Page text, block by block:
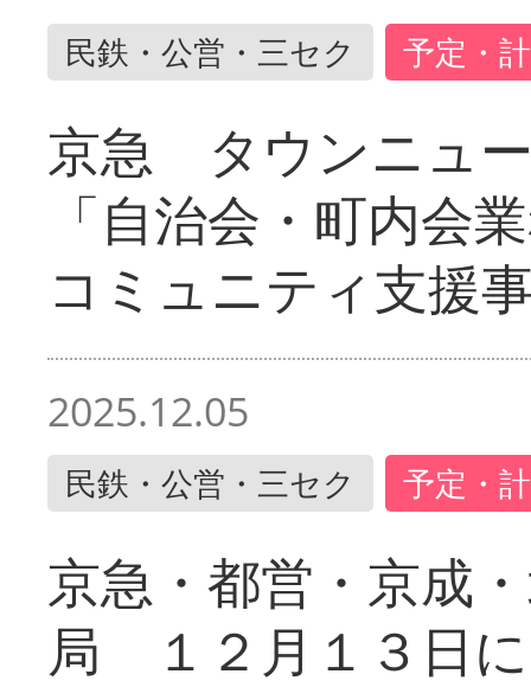
民鉄・公営・三セク 予定・
京急 タウンニュ
「自治会・町内会
コミュニティ支援
2025.12.05
民鉄・公営・三セク 予定・
京急・都営・京成
局 １２月１３日